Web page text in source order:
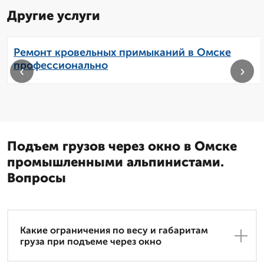
Другие услуги
Ремонт кровельных примыканий в Омске
профессионально
‹ ›
Подъем грузов через окно в Омске
промышленными альпинистами.
Вопросы
Какие ограничения по весу и габаритам
груза при подъеме через окно